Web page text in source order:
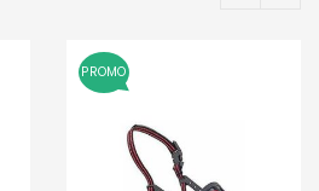
PROMO